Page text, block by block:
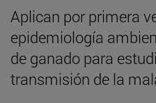
Aplican por primera
epidemiología
de ganado para
transmisión de la